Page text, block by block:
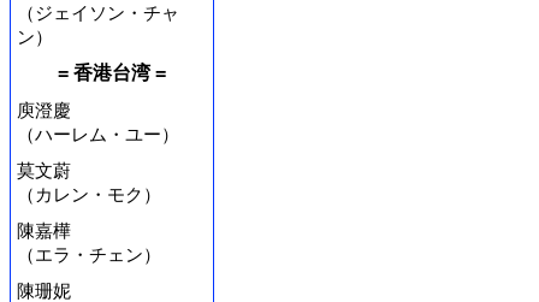
（ジェイソン・チャ
ン）
= 香港台湾 =
庾澄慶
（ハーレム・ユー）
莫文蔚
（カレン・モク）
陳嘉樺
（エラ・チェン）
陳珊妮